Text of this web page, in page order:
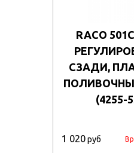
RACO
СЗАДИ,
(4255-
1 020руб